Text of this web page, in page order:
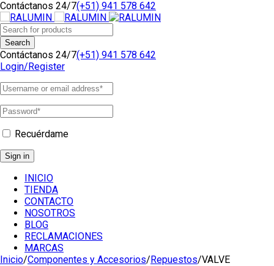
Contáctanos 24/7(+51) 941 578 642
Contáctanos 24/7(+51) 941 578 642
Login/Register
Recuérdame
INICIO
TIENDA
CONTACTO
NOSOTROS
BLOG
RECLAMACIONES
MARCAS
Inicio/Componentes y Accesorios/Repuestos/VALVE